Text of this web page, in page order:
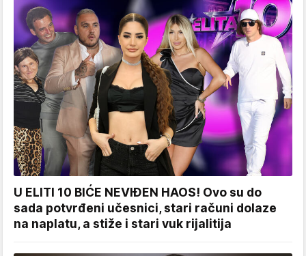
U ELITI 10 BIĆE NEVIĐEN HAOS! Ovo su do
sada potvrđeni učesnici, stari računi dolaze
na naplatu, a stiže i stari vuk rijalitija